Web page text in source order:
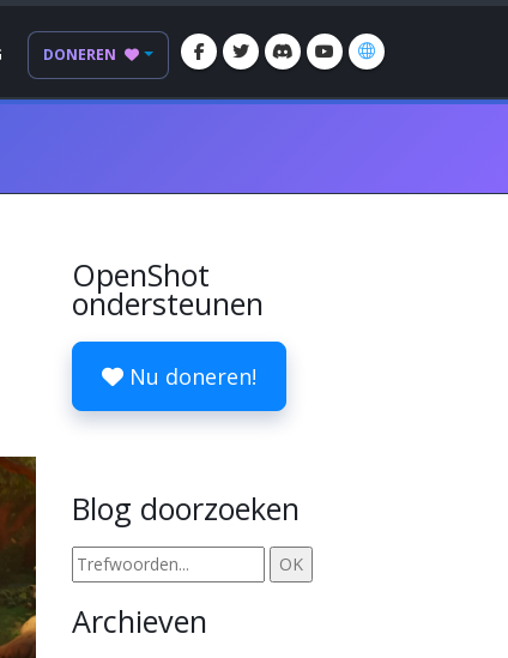
DONEREN
OpenShot
ondersteunen
Nu doneren!
Blog doorzoeken
Archieven